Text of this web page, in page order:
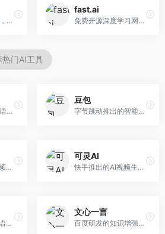
英文论文写作助手，专注于学术英语润色。面向需要发表国际期刊的研究者，提供语法检查、学术表达优化、格式规范等服务，英语表达地道专业。
fast.ai
免费开源深度学习网站，专注于实用AI教学。面向开发者，提供免费深度学习课程、实战项目、代码库等资源，学习门槛低。
热门AI工具
幻方量化研发的大语言模型平台，专注于深度推理和代码生成能力。面向开发者、研究人员和技术爱好者，提供强大的逻辑推理和数学计算功能，开源生态完善，API接口友好。
豆包
字节跳动推出的智能对话助手平台，提供文本创作、知识问答、英语学习等多种AI服务。面向普通用户和内容创作者，支持多轮对话和文件解析，免费使用，响应速度快，中文理解能力强。
字节跳动旗下AI视频创作平台，支持多模态内容生成。面向内容创作者和营销人员，提供文生视频、图生视频、智能剪辑等功能，中文理解能力强，创作效率高。
可灵AI
快手推出的AI视频生成平台，支持文生视频和图生视频，可生成长达2分钟的高质量视频内容。面向短视频创作者和营销人员，操作简便，生成效果逼真，适合商业推广和创意表达。
智谱AI研发的对话语言模型，支持中英双语交互。面向中文用户和开发者，提供知识问答、代码编写、文档解读等服务，开源生态完善，学术研究背景深厚。
文心一言
百度研发的知识增强大语言模型，深度融合百度知识图谱和搜索能力。面向中文用户，提供知识问答、文本创作、逻辑推理等服务，中文语境理解准确，知识覆盖面广。